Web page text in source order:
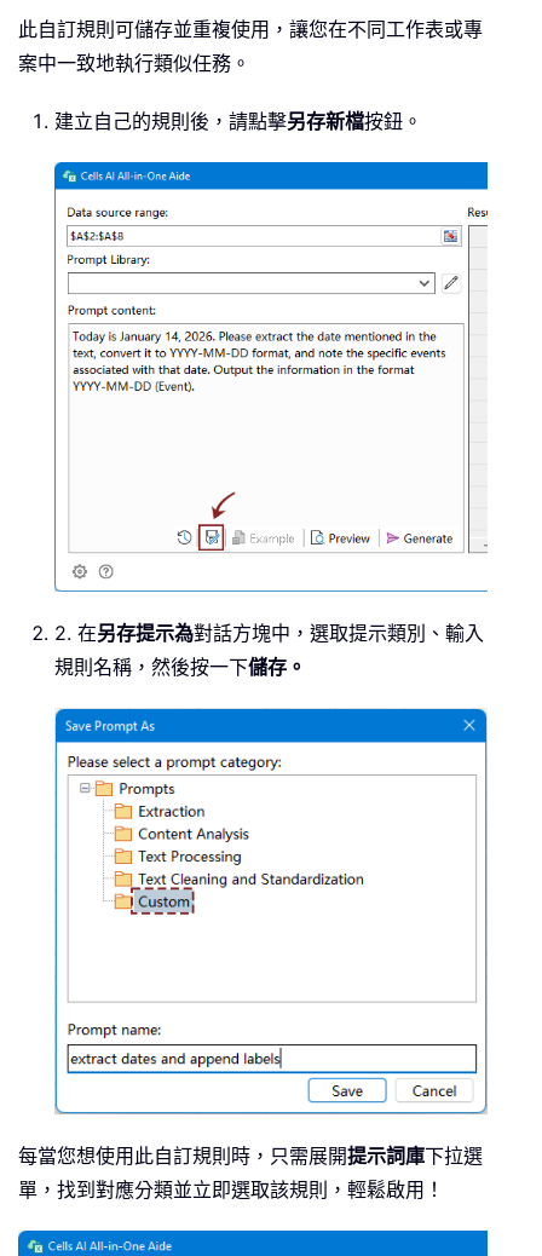
此自訂規則可儲存並重複使用，讓您在不同工作表或專
案中一致地執行類似任務。
建立自己的規則後，請點擊另存新檔按鈕。
2. 在另存提示為對話方塊中，選取提示類別、輸入
規則名稱，然後按一下儲存。
每當您想使用此自訂規則時，只需展開提示詞庫下拉選
單，找到對應分類並立即選取該規則，輕鬆啟用！